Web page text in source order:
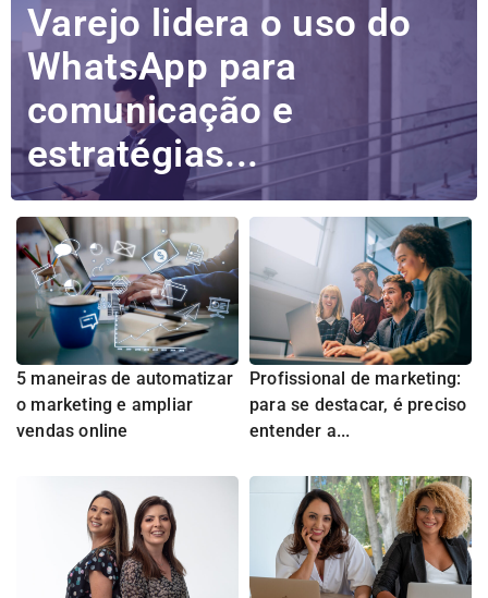
Varejo lidera o uso do
WhatsApp para
comunicação e
estratégias...
5 maneiras de automatizar
o marketing e ampliar
vendas online
Profissional de marketing:
para se destacar, é preciso
entender a...